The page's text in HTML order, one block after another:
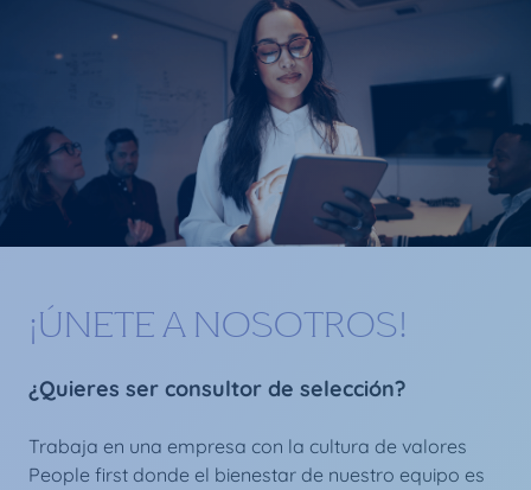
¡ÚNETE A NOSOTROS!
¿Quieres ser consultor de selección?
Trabaja en una empresa con la cultura de valores
People first donde el bienestar de nuestro equipo es